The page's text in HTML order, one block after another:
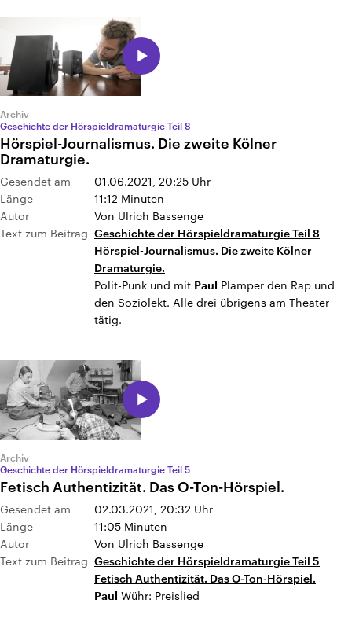
Archiv
Geschichte der Hörspieldramaturgie Teil 8
Hörspiel-Journalismus. Die zweite Kölner
Dramaturgie.
Gesendet am 01.06.2021, 20:25 Uhr
Länge
11:12 Minuten
Autor
Von Ulrich Bassenge
Text zum Beitrag Geschichte der Hörspieldramaturgie Teil 8
Hörspiel-Journalismus. Die zweite Kölner
Dramaturgie.
Polit-Punk und mit Paul
Plamper den Rap und
den Soziolekt. Alle drei übrigens am Theater
tätig.
Archiv
Geschichte der Hörspieldramaturgie Teil 5
Fetisch Authentizität. Das O-Ton-Hörspiel.
Gesendet am 02.03.2021, 20:32 Uhr
Länge
11:05 Minuten
Autor
Von Ulrich Bassenge
Text zum Beitrag Geschichte der Hörspieldramaturgie Teil 5
Fetisch Authentizität. Das O-Ton-Hörspiel.
Paul Wühr: Preislied